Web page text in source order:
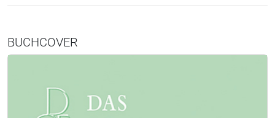
BUCHCOVER